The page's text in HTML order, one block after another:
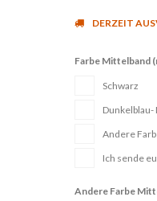
DERZEIT
Farbe Mittelband
Schwarz
Dunkelblau-
Andere
Ich sende
Andere Farbe